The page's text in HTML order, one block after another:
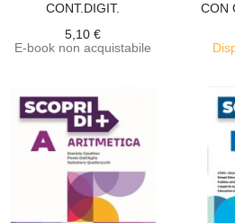
CONT.DIGIT.
5,10 €
E-book non acquistabile
CON